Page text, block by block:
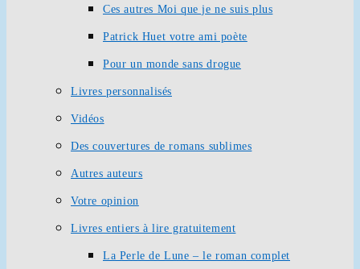
Ces autres Moi que je ne suis plus
Patrick Huet votre ami poète
Pour un monde sans drogue
Livres personnalisés
Vidéos
Des couvertures de romans sublimes
Autres auteurs
Votre opinion
Livres entiers à lire gratuitement
La Perle de Lune – le roman complet